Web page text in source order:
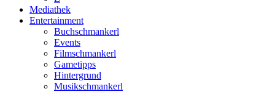
Mediathek
Entertainment
Buchschmankerl
Events
Filmschmankerl
Gametipps
Hintergrund
Musikschmankerl